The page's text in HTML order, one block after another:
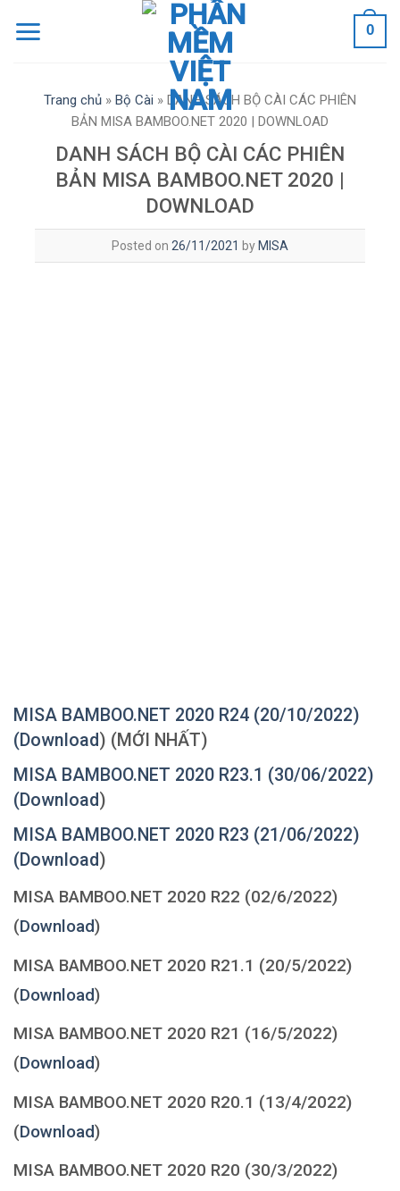
0
Trang chủ » Bộ Cài » DANH SÁCH BỘ CÀI CÁC PHIÊN
BẢN MISA BAMBOO.NET 2020 | DOWNLOAD
DANH SÁCH BỘ CÀI CÁC PHIÊN
BẢN MISA BAMBOO.NET 2020 |
DOWNLOAD
Posted on 26/11/2021 by MISA
MISA BAMBOO.NET 2020 R24 (20/10/2022)
(Download) (MỚI NHẤT)
MISA BAMBOO.NET 2020 R23.1 (30/06/2022)
(Download)
MISA BAMBOO.NET 2020 R23 (21/06/2022)
(Download)
MISA BAMBOO.NET 2020 R22 (02/6/2022)
(Download)
MISA BAMBOO.NET 2020 R21.1 (20/5/2022)
(Download)
MISA BAMBOO.NET 2020 R21 (16/5/2022)
(Download)
MISA BAMBOO.NET 2020 R20.1 (13/4/2022)
(Download)
MISA BAMBOO.NET 2020 R20 (30/3/2022)